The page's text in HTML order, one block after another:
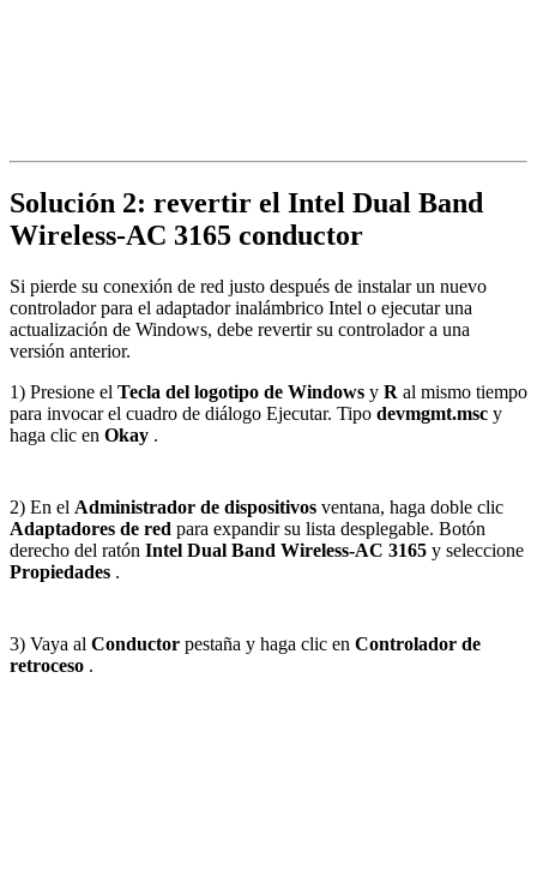
Solución 2: revertir el Intel Dual Band
Wireless-AC 3165 conductor
Si pierde su conexión de red justo después de instalar un nuevo
controlador para el adaptador inalámbrico Intel o ejecutar una
actualización de Windows, debe revertir su controlador a una
versión anterior.
1) Presione el Tecla del logotipo de Windows y R al mismo tiempo
para invocar el cuadro de diálogo Ejecutar. Tipo devmgmt.msc y
haga clic en Okay .
2) En el Administrador de dispositivos ventana, haga doble clic
Adaptadores de red para expandir su lista desplegable. Botón
derecho del ratón Intel Dual Band Wireless-AC 3165 y seleccione
Propiedades .
3) Vaya al Conductor pestaña y haga clic en Controlador de
retroceso .